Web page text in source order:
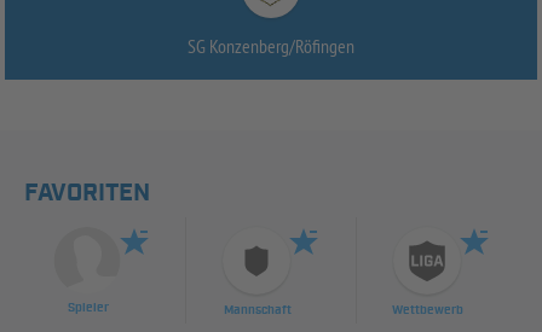
SG Konzenberg/Röfingen
FAVORITEN
Spieler Mannschaft Wettbewerb